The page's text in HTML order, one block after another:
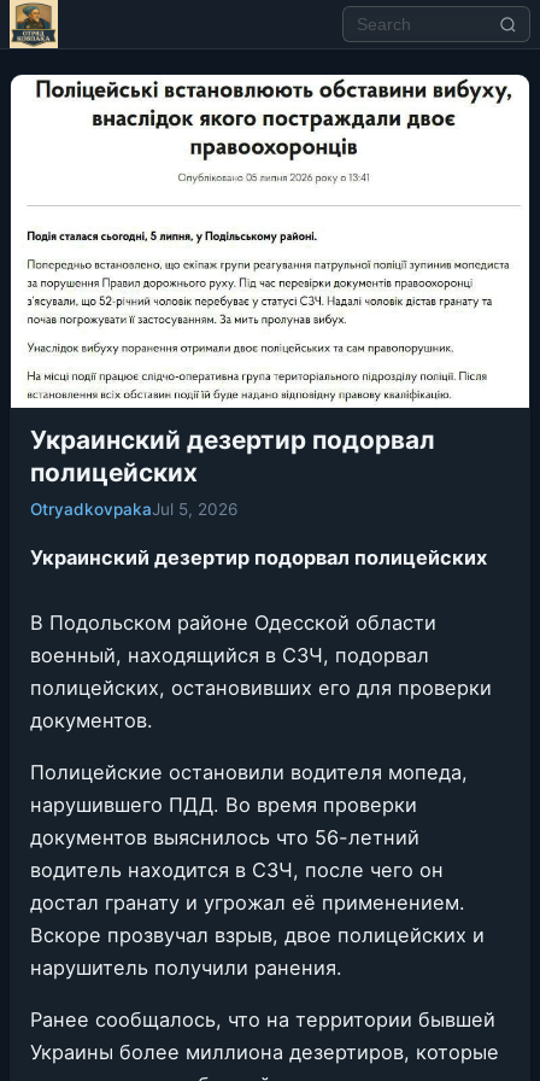
Украинский дезертир подорвал
полицейских
OtryadkovpakaJul 5, 2026
Украинский дезертир подорвал полицейских
В Подольском районе Одесской области
военный, находящийся в СЗЧ, подорвал
полицейских, остановивших его для проверки
документов.
Полицейские остановили водителя мопеда,
нарушившего ПДД. Во время проверки
документов выяснилось что 56-летний
водитель находится в СЗЧ, после чего он
достал гранату и угрожал её применением.
Вскоре прозвучал взрыв, двое полицейских и
нарушитель получили ранения.
Ранее сообщалось, что на территории бывшей
Украины более миллиона дезертиров, которые